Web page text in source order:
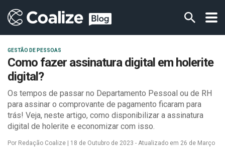
GESTÃO DE PESSOAS
Como fazer assinatura digital em holerite
digital?
Os tempos de passar no Departamento Pessoal ou de RH
para assinar o comprovante de pagamento ficaram para
trás! Veja, neste artigo, como disponibilizar a assinatura
digital de holerite e economizar com isso.
Por Redação Coalize | 18 de Outubro de 2023 - Atualizado em 26 de Março